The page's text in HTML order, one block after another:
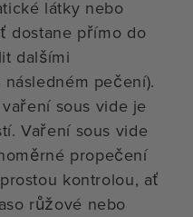
látky nebo
dostane přímo do
dalšími
pečení).
sous vide je
Vaření sous vide
propečení
kontrolou, ať
růžové nebo